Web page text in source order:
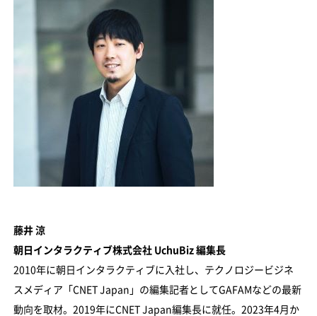
藤井 涼
朝日インタラクティブ株式会社 UchuBiz 編集長
2010年に朝日インタラクティブに入社し、テクノロジービジネ
スメディア「CNET Japan」の編集記者としてGAFAMなどの最新
動向を取材。2019年にCNET Japan編集長に就任。2023年4月か